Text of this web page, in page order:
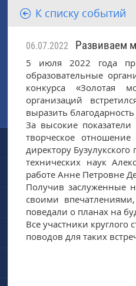
К списку событий
06.07.2022 Развиваем
5 июля 2022 года
образовательные
конкурса «Золотая
организаций
выразить
За высокие
творческое
директору
технических наук
работе Анне Петровне
Получив заслуженные
своими
поведали о планах на
Все участники
поводов для таких